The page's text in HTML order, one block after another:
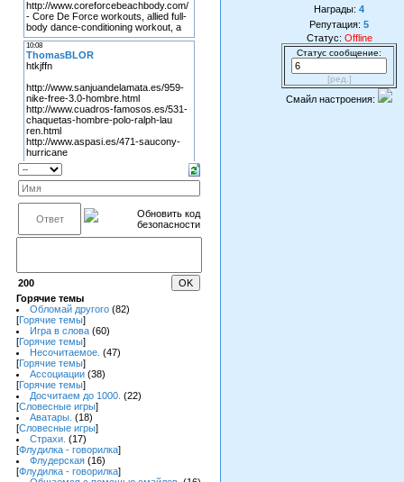
200
Горячие темы
Обломай другого (82)
[Горячие темы]
Игра в слова (60)
[Горячие темы]
Несочитаемое. (47)
[Горячие темы]
Ассоциации (38)
[Горячие темы]
Досчитаем до 1000. (22)
[Словесные игры]
Аватары. (18)
[Словесные игры]
Страхи. (17)
[Флудилка - говорилка]
Флудерская (16)
[Флудилка - говорилка]
Награды: 4
Репутация: 5
Статус: Offline
Статус сообщение:
[ред.]
Смайл настроения: